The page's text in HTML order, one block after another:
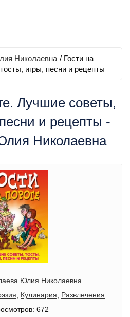
Николаевна / Гости на
игры, песни и рецепты
Лучшие советы,
и рецепты -
Николаевна
Юлия Николаевна
Кулинария
Развлечения
672